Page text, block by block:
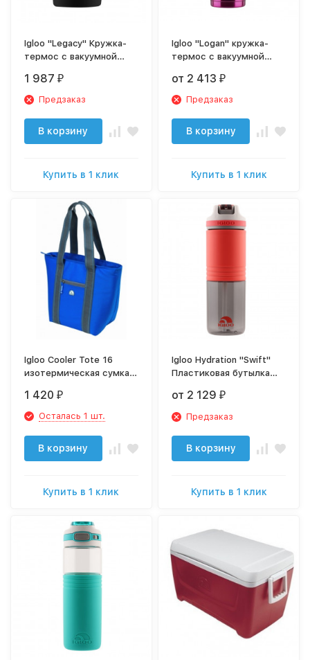
Igloo "Legacy" Кружка-
термос с вакуумной
нержавеющей стали
1 987 ₽
Предзаказ
В корзину
Купить в 1 клик
Igloo "Logan" кружка-
термос с вакуумной
нержавеющей стали
от 2 413₽
Предзаказ
В корзину
Купить в 1 клик
Igloo Cooler Tote 16
изотермическая сумка-
1 420 ₽
Осталась 1 шт.
В корзину
Купить в 1 клик
Igloo Hydration "Swift"
Пластиковая бутылка
от 2 129₽
Предзаказ
В корзину
Купить в 1 клик